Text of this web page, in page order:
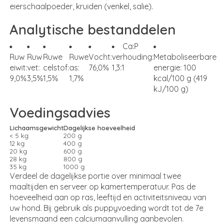
eierschaalpoeder, kruiden (venkel, salie).
Analytische bestanddelen
Ruw
eiwit:
9,0%
Ruw
vet:
3,5%
Ruwe
celstof:
1,5%
Ruwe
as:
1,7%
Vocht:
76,0%
Ca:P
verhouding:
1,3:1
Metaboliseerbare
energie: 100
kcal/100 g (419
kJ/100 g)
Voedingsadvies
LichaamsgewichtDagelijkse hoeveelheid
< 5 kg
200 g
12 kg
400 g
20 kg
600 g
28 kg
800 g
35 kg
1000 g
Verdeel de dagelijkse portie over minimaal twee
maaltijden en serveer op kamertemperatuur. Pas de
hoeveelheid aan op ras, leeftijd en activiteitsniveau van
uw hond. Bij gebruik als puppyvoeding wordt tot de 7e
levensmaand een calciumaanvulling aanbevolen.